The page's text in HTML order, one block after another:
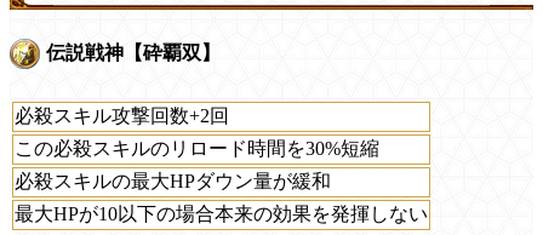
伝説戦神【砕覇双】
必殺スキル攻撃回数+2回
この必殺スキルのリロード時間を30%短縮
必殺スキルの最大HPダウン量が緩和
最大HPが10以下の場合本来の効果を発揮しない